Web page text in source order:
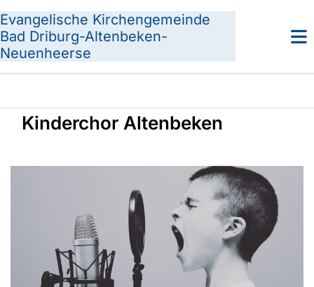
Evangelische Kirchengemeinde
Bad Driburg-Altenbeken-
Neuenheerse
Kinderchor Altenbeken